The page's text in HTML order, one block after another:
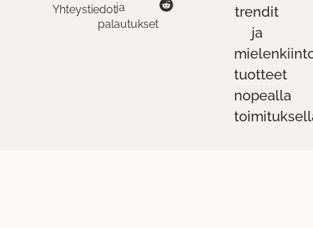
Yhteystiedotja
palautukset
trendit
ja
tuotteet
nopealla